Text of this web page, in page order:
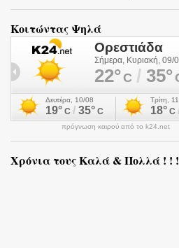
Κοιτώντας Ψηλά
πρόγνωση καιρού από το k24.net
Χρόνια τους Καλά & Πολλά ! ! !